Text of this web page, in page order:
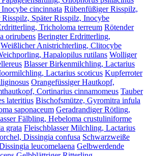
cincinnata Rübenfüßiger Risspilz,
Risspilz, Später Risspilz, Inocybe
Tricholoma terreum Rötender
orirubens Beringter Erdritterling,
Weißlicher Anistrichterling, Clitocybe
Hapalopilus rutilans Wolliger
Blasser Birkenmilchling, Lactarius
Lactarius scoticus Kupferroter
Orangefüssiger Hautkopf,
Cortinarius cinnamomeus Tauber
lateritius Bischofsmütze, Gyromitra infula
saponaceum Geradrandiger Rötling,
Fälbling, Hebeloma crustuliniforme
grata Fleischblasser Milchling, Lactarius
Dissingia confusa Schwarzweiße
leucomelaena Gelbwerdende